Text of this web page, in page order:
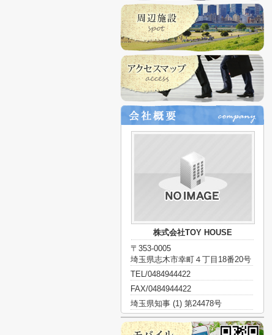
株式会社TOY HOUSE
〒353-0005
埼玉県志木市幸町４丁目18番20号
TEL/0484944422
FAX/0484944422
埼玉県知事 (1) 第24478号